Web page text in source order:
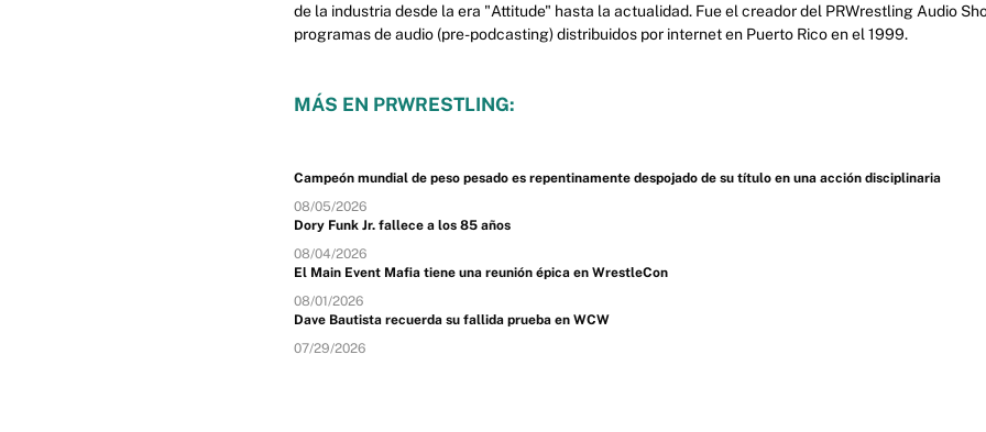
de la industria desde la era "Attitude" hasta la actualidad. Fue el creador del PRWrestling Audio
programas de audio (pre-podcasting) distribuidos por internet en Puerto Rico en el 1999.
MÁS EN PRWRESTLING:
Campeón mundial de peso pesado es repentinamente despojado de su título en una acción disciplinaria
08/05/2026
Dory Funk Jr. fallece a los 85 años
08/04/2026
El Main Event Mafia tiene una reunión épica en WrestleCon
08/01/2026
Dave Bautista recuerda su fallida prueba en WCW
07/29/2026